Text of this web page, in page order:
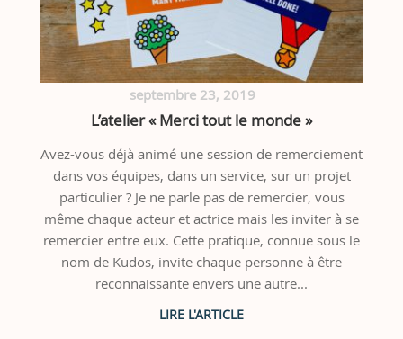
septembre 23, 2019
L’atelier « Merci tout le monde »
Avez-vous déjà animé une session de remerciement
dans vos équipes, dans un service, sur un projet
particulier ? Je ne parle pas de remercier, vous
même chaque acteur et actrice mais les inviter à se
remercier entre eux. Cette pratique, connue sous le
nom de Kudos, invite chaque personne à être
reconnaissante envers une autre...